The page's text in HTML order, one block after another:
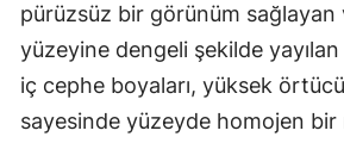
pürüzsüz bir görünüm sağlayan
yüzeyine dengeli şekilde yayılan
iç cephe boyaları, yüksek
sayesinde yüzeyde homojen bir